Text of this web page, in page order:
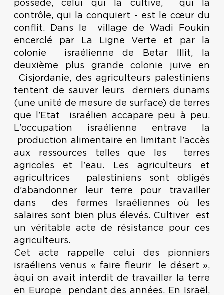
possède, celui qui la cultive, qui la
contrôle, qui la conquiert - est le cœur du
conflit. Dans le village de Wadi Foukin
encerclé par La Ligne Verte et par la
colonie israélienne de Betar Illit, la
deuxième plus grande colonie juive en
Cisjordanie, des agriculteurs palestiniens
tentent de sauver leurs derniers dunams
(une unité de mesure de surface) de terres
que l'Etat israélien accapare peu à peu.
L'occupation israélienne entrave la
production alimentaire en limitant l'accès
aux ressources telles que les terres
agricoles et l'eau. Les agriculteurs et
agricultrices palestiniens sont obligés
d’abandonner leur terre pour travailler
dans des fermes Israéliennes où les
salaires sont bien plus élevés. Cultiver est
un véritable acte de résistance pour ces
agriculteurs.
Cet acte rappelle celui des pionniers
israéliens venus « faire fleurir le désert »,
àqui on avait interdit de travailler la terre
en Europe pendant des années. En Israël,